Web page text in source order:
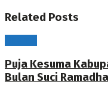
Related Posts
Puja Kesuma
Bulan Suci